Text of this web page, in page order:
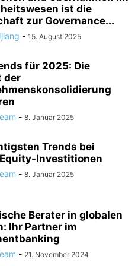
ist die
zur Governance...
- 15. August 2025
für 2025: Die
der
- 8. Januar 2025
Trends bei
Investitionen
- 8. Januar 2025
Berater in globalen
Ihr Partner im
- 21. November 2024